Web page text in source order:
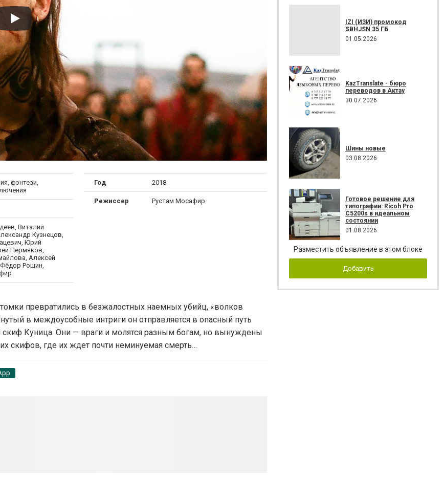
фэнтези,
Виталий
Кузнецов,
Юрий
Пермяков,
Алексей
Рощин,
Год 2018
Режиссер Рустам Мосафир
превратились в безжалостных наемных убийц, «волков
в междоусобные интриги он отправляется в опасный путь
скиф Куница. Они — враги и молятся разным богам, но вынуждены
скифов, где их ждет почти неминуемая смерть…
IZI (ИЗИ) промокод
SBHJSN 35 ГБ
01.05.2026
KazTranslate - бюро
переводов в Актау
30.07.2026
Шины новые
03.08.2026
Готовое решение для
типографии: Ricoh Pro
C5200s в идеальном
состоянии
01.08.2026
Разместить объявление в этом блоке
Добавить